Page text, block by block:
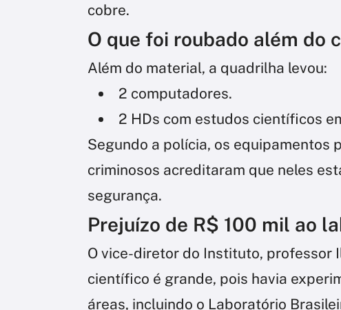
cobre.
O que foi roubado além do
Além do material, a quadrilha levou:
2 computadores.
2 HDs com estudos científicos
Segundo a polícia, os equipamentos
criminosos acreditaram que neles
segurança.
Prejuízo de R$ 100 mil ao
O vice-diretor do Instituto, professor
científico é grande, pois havia
áreas, incluindo o Laboratório